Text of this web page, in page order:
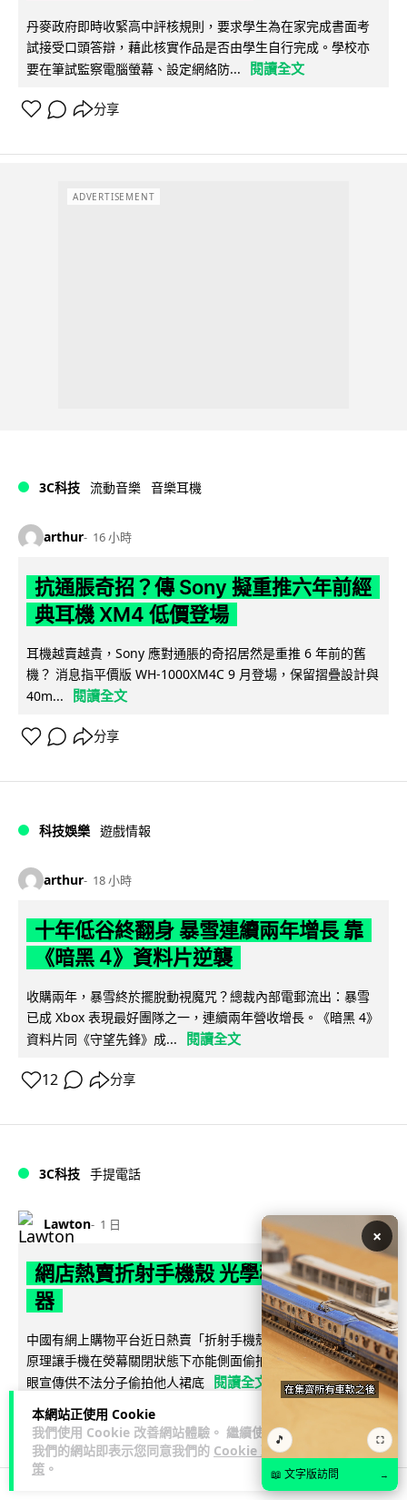
本網站正使用 Cookie
我們使用 Cookie 改善網站體驗。 繼續使用
我們的網站即表示您同意我們的 Cookie 政
策 。
丹麥政府即時收緊高中評核規則，要求學生為在家完成書面考
試接受口頭答辯，藉此核實作品是否由學生自行完成。學校亦
要在筆試監察電腦螢幕、設定網絡防...
閱讀全文
分享
ADVERTISEMENT
3C科技 流動音樂 音樂耳機
arthur 16 小時
抗通脹奇招？傳 Sony 擬重推六年前經
典耳機 XM4 低價登場
耳機越賣越貴，Sony 應對通脹的奇招居然是重推 6 年前的舊
機？ 消息指平價版 WH-1000XM4C 9 月登場，保留摺疊設計與
40m...
閱讀全文
分享
科技娛樂 遊戲情報
arthur 18 小時
十年低谷終翻身 暴雪連續兩年增長 靠
《暗黑 4》資料片逆襲
收購兩年，暴雪終於擺脫動視魔咒？總裁內部電郵流出：暴雪
已成 Xbox 表現最好團隊之一，連續兩年營收增長。《暗黑 4》
資料片同《守望先鋒》成...
閱讀全文
12 分享
3C科技 手提電話
Lawton 1 日
網店熱賣折射手機殼 光學稜鏡變偷拍神
器
中國有網上購物平台近日熱賣「折射手機殼」，利用光學稜鏡
原理讓手機在熒幕關閉狀態下亦能側面偷拍，賣家更以暗示字
眼宣傳供不法分子偷拍他人裙底
閱讀全文
1,189 111↗ 分享
×
🎵 ⛶
📖 文字版訪問 →